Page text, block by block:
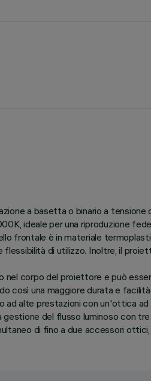
a basetta o binario a
ideale per una riproduzione
frontale è in materiale
di utilizzo. Inoltre, il
corpo del proiettore e può
così una maggiore durata e facilità
alte prestazioni con un'ottica
del flusso luminoso con
di fino a due accessori